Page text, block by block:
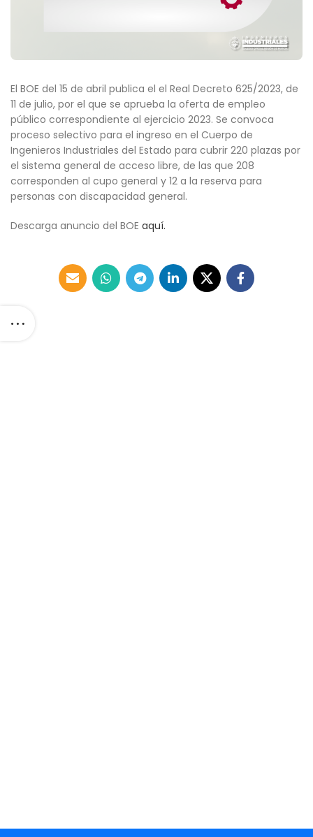
El BOE del 15 de abril publica el el Real Decreto 625/2023, de
11 de julio, por el que se aprueba la oferta de empleo
público correspondiente al ejercicio 2023. Se convoca
proceso selectivo para el ingreso en el Cuerpo de
Ingenieros Industriales del Estado para cubrir 220 plazas por
el sistema general de acceso libre, de las que 208
corresponden al cupo general y 12 a la reserva para
personas con discapacidad general.
Descarga anuncio del BOE aquí.